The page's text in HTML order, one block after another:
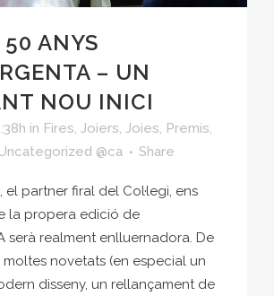
50 ANYS
– UN
NOU INICI
in Fires, Joiers, Joies, Premis,
@ca Share
el partner firal del Col·legi, ens
la propera edició de
serà realment enlluernadora. De
novetats (en especial un
disseny, un rellançament de